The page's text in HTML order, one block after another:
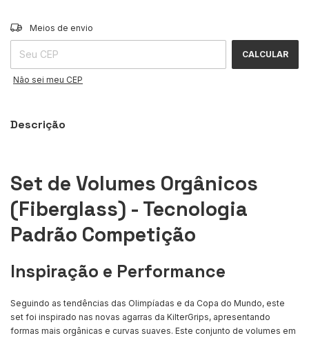
Entregas para o CEP:
Meios de envio
CALCULAR
Não sei meu CEP
Descrição
Set de Volumes Orgânicos
(Fiberglass) - Tecnologia
Padrão Competição
Inspiração e Performance
Seguindo as tendências das Olimpíadas e da Copa do Mundo, este
set foi inspirado nas novas agarras da KilterGrips, apresentando
formas mais orgânicas e curvas suaves. Este conjunto de volumes em